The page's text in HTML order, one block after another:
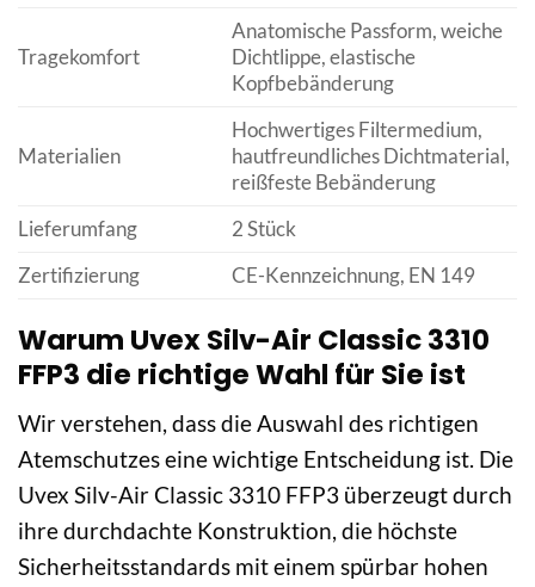
Tragekomfort
Anatomische Passform, weiche
Dichtlippe, elastische
Kopfbebänderung
Materialien
Hochwertiges Filtermedium,
hautfreundliches Dichtmaterial,
reißfeste Bebänderung
Lieferumfang
2 Stück
Zertifizierung
CE-Kennzeichnung, EN 149
Warum Uvex Silv-Air Classic 3310
FFP3 die richtige Wahl für Sie ist
Wir verstehen, dass die Auswahl des richtigen
Atemschutzes eine wichtige Entscheidung ist. Die
Uvex Silv-Air Classic 3310 FFP3 überzeugt durch
ihre durchdachte Konstruktion, die höchste
Sicherheitsstandards mit einem spürbar hohen